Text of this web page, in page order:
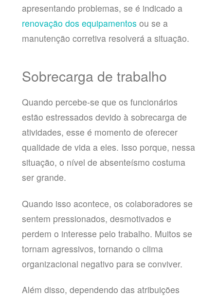
apresentando problemas, se é indicado a
renovação dos equipamentos ou se a
manutenção corretiva resolverá a situação.
Sobrecarga de trabalho
Quando percebe-se que os funcionários
estão estressados devido à sobrecarga de
atividades, esse é momento de oferecer
qualidade de vida a eles. Isso porque, nessa
situação, o nível de absenteísmo costuma
ser grande.
Quando isso acontece, os colaboradores se
sentem pressionados, desmotivados e
perdem o interesse pelo trabalho. Muitos se
tornam agressivos, tornando o clima
organizacional negativo para se conviver.
Além disso, dependendo das atribuições